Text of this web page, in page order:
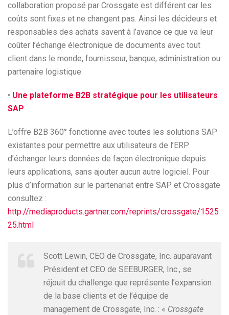
collaboration proposé par Crossgate est différent car les
coûts sont fixes et ne changent pas. Ainsi les décideurs et
responsables des achats savent à l’avance ce que va leur
coûter l’échange électronique de documents avec tout
client dans le monde, fournisseur, banque, administration ou
partenaire logistique.
• Une plateforme B2B stratégique pour les utilisateurs
SAP
L’offre B2B 360° fonctionne avec toutes les solutions SAP
existantes pour permettre aux utilisateurs de l’ERP
d’échanger leurs données de façon électronique depuis
leurs applications, sans ajouter aucun autre logiciel. Pour
plus d’information sur le partenariat entre SAP et Crossgate
consultez :
http://mediaproducts.gartner.com/reprints/crossgate/1525
25.html
Scott Lewin, CEO de Crossgate, Inc. auparavant
Président et CEO de SEEBURGER, Inc., se
réjouit du challenge que représente l’expansion
de la base clients et de l’équipe de
management de Crossgate, Inc. : « Crossgate